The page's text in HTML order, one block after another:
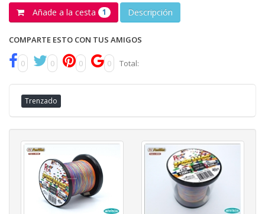
Añade a la cesta 1 Descripción
COMPARTE ESTO CON TUS AMIGOS
0 0 0 0 Total:
Trenzado